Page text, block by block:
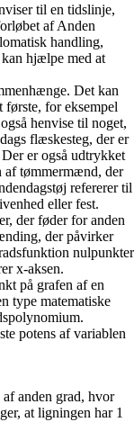
til en tidslinje,
af Anden
handling,
hjælpe med at
Det kan
første, for eksempel
henvise til noget,
flæskesteg, der er
er også udtrykket
af tømmermænd, der
refererer til
eller fest.
der føder for anden
der påvirker
nulpunkter
x-aksen.
på grafen af en
type matematiske
potens af variablen
anden grad, hvor
at ligningen har 1